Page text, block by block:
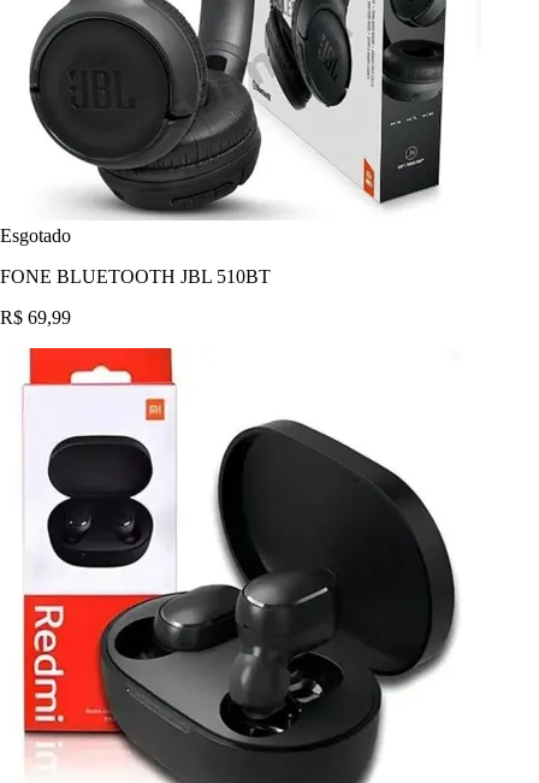
Esgotado
FONE BLUETOOTH JBL 510BT
R$ 69,99